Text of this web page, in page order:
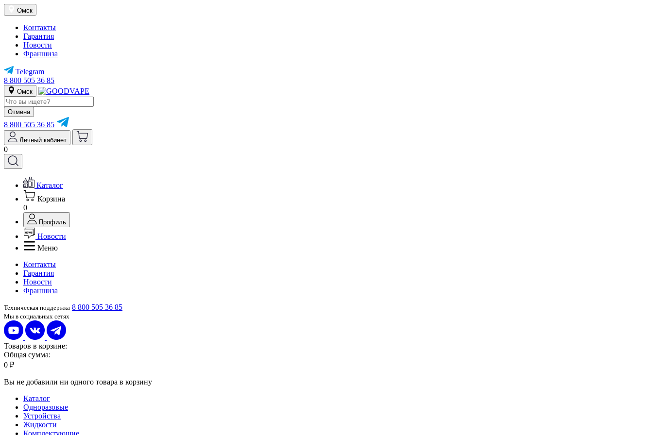
Омск
Контакты
Гарантия
Новости
Франшиза
Telegram
8 800 505 36 85
Омск
Отмена
8 800 505 36 85
Личный кабинет
0
Каталог
Корзина
0
Профиль
Новости
Меню
Контакты
Гарантия
Новости
Франшиза
Техническая поддержка 8 800 505 36 85
Мы в социальных сетях
Товаров в корзине:
Общая сумма:
0 ₽
Вы не добавили ни одного товара в корзину
Каталог
Одноразовые
Устройства
Жидкости
Комплектующие